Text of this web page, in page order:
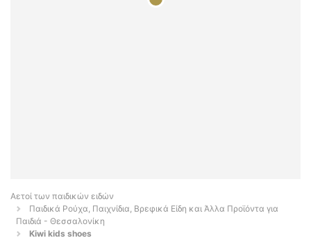
Αετοί των παιδικών ειδών
Παιδικά Ρούχα, Παιχνίδια, Βρεφικά Είδη και Άλλα Προϊόντα για
Παιδιά - Θεσσαλονίκη
Kiwi kids shoes